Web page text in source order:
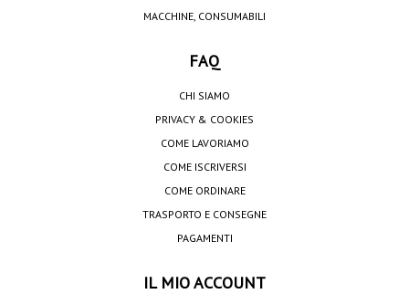
MACCHINE, CONSUMABILI
FAQ
CHI SIAMO
PRIVACY & COOKIES
COME LAVORIAMO
COME ISCRIVERSI
COME ORDINARE
TRASPORTO E CONSEGNE
PAGAMENTI
IL MIO ACCOUNT